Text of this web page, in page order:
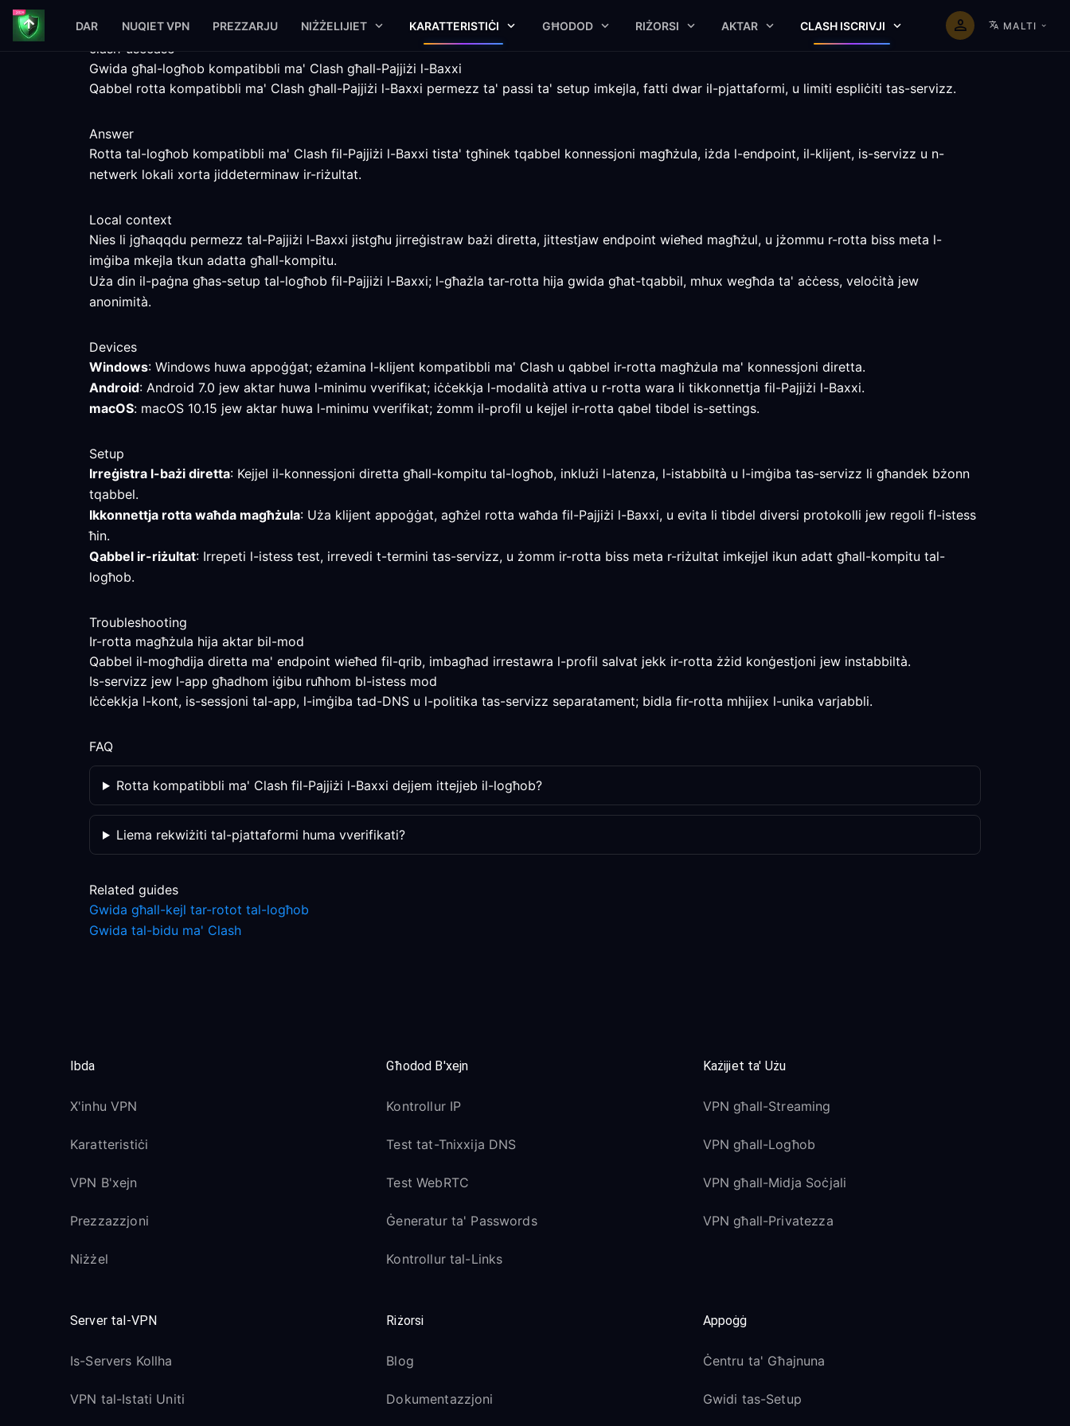
DAR NUQIET VPN PREZZARJU NIŻŻELIJIET KARATTERISTIĊI GĦODOD RIŻORSI AKTAR CLASH ISCRIVJI MALTI
clash-usecase
Gwida għal-logħob kompatibbli ma' Clash għall-Pajjiżi l-Baxxi
Qabbel rotta kompatibbli ma' Clash għall-Pajjiżi l-Baxxi permezz ta' passi ta' setup imkejla, fatti dwar il-pjattaformi, u limiti espliċiti tas-servizz.
Answer
Rotta tal-logħob kompatibbli ma' Clash fil-Pajjiżi l-Baxxi tista' tgħinek tqabbel konnessjoni magħżula, iżda l-endpoint, il-klijent, is-servizz u n-
netwerk lokali xorta jiddeterminaw ir-riżultat.
Local context
Nies li jgħaqqdu permezz tal-Pajjiżi l-Baxxi jistgħu jirreġistraw bażi diretta, jittestjaw endpoint wieħed magħżul, u jżommu r-rotta biss meta l-
imġiba mkejla tkun adatta għall-kompitu.
Uża din il-paġna għas-setup tal-logħob fil-Pajjiżi l-Baxxi; l-għażla tar-rotta hija gwida għat-tqabbil, mhux wegħda ta' aċċess, veloċità jew
anonimità.
Devices
Windows: Windows huwa appoġġat; eżamina l-klijent kompatibbli ma' Clash u qabbel ir-rotta magħżula ma' konnessjoni diretta.
Android: Android 7.0 jew aktar huwa l-minimu vverifikat; iċċekkja l-modalità attiva u r-rotta wara li tikkonnettja fil-Pajjiżi l-Baxxi.
macOS: macOS 10.15 jew aktar huwa l-minimu vverifikat; żomm il-profil u kejjel ir-rotta qabel tibdel is-settings.
Setup
Irreġistra l-bażi diretta: Kejjel il-konnessjoni diretta għall-kompitu tal-logħob, inklużi l-latenza, l-istabbiltà u l-imġiba tas-servizz li għandek bżonn
tqabbel.
Ikkonnettja rotta waħda magħżula: Uża klijent appoġġat, agħżel rotta waħda fil-Pajjiżi l-Baxxi, u evita li tibdel diversi protokolli jew regoli fl-istess
ħin.
Qabbel ir-riżultat: Irrepeti l-istess test, irrevedi t-termini tas-servizz, u żomm ir-rotta biss meta r-riżultat imkejjel ikun adatt għall-kompitu tal-
logħob.
Troubleshooting
Ir-rotta magħżula hija aktar bil-mod
Qabbel il-mogħdija diretta ma' endpoint wieħed fil-qrib, imbagħad irrestawra l-profil salvat jekk ir-rotta żżid konġestjoni jew instabbiltà.
Is-servizz jew l-app għadhom iġibu ruħhom bl-istess mod
Iċċekkja l-kont, is-sessjoni tal-app, l-imġiba tad-DNS u l-politika tas-servizz separatament; bidla fir-rotta mhijiex l-unika varjabbli.
FAQ
Rotta kompatibbli ma' Clash fil-Pajjiżi l-Baxxi dejjem ittejjeb il-logħob?
Liema rekwiżiti tal-pjattaformi huma vverifikati?
Related guides
Gwida għall-kejl tar-rotot tal-logħob
Gwida tal-bidu ma' Clash
Ibda
X'inhu VPN
Karatteristiċi
VPN B'xejn
Prezzazzjoni
Niżżel
Għodod B'xejn
Kontrollur IP
Test tat-Tnixxija DNS
Test WebRTC
Ġeneratur ta' Passwords
Kontrollur tal-Links
Każijiet ta' Użu
VPN għall-Streaming
VPN għall-Logħob
VPN għall-Midja Soċjali
VPN għall-Privatezza
Server tal-VPN
Is-Servers Kollha
VPN tal-Istati Uniti
Riżorsi
Blog
Dokumentazzjoni
Appoġġ
Ċentru ta' Għajnuna
Gwidi tas-Setup